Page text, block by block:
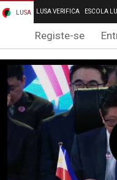
LUSA LUSA VERIFICA ESCOLA
Registe-se